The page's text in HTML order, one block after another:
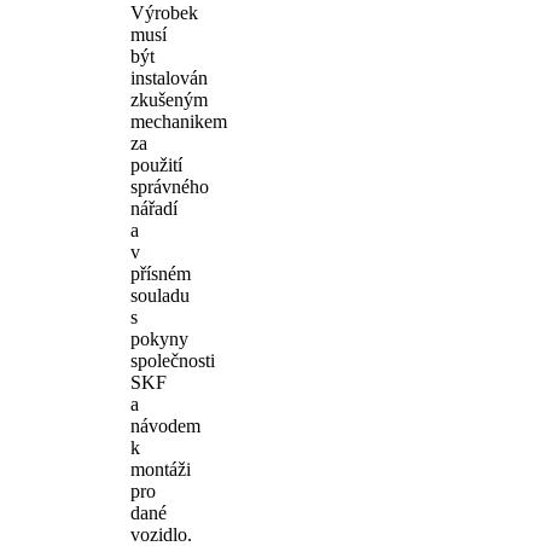
Výrobek
musí
být
instalován
zkušeným
mechanikem
za
použití
správného
nářadí
a
v
přísném
souladu
s
pokyny
společnosti
SKF
a
návodem
k
montáži
pro
dané
vozidlo.